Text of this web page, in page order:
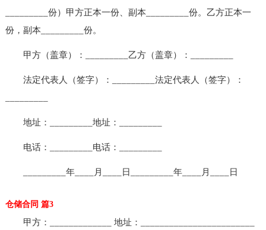
_________份）甲方正本一份、副本_________份。乙方正本一
份，副本_________份。
甲方（盖章）：_________乙方（盖章）：_________
法定代表人（签字）：_________法定代表人（签字）：
地址：_________地址：_________
电话：_________电话：_________
_________年____月____日_________年____月____日
仓储合同 篇3
甲方：_____________ 地址：________________________